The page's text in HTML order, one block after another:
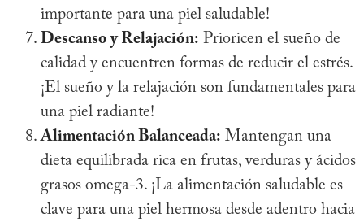
importante para una piel saludable!
Descanso y Relajación: Prioricen el sueño de
calidad y encuentren formas de reducir el estrés.
¡El sueño y la relajación son fundamentales para
una piel radiante!
Alimentación Balanceada: Mantengan una
dieta equilibrada rica en frutas, verduras y ácidos
grasos omega-3. ¡La alimentación saludable es
clave para una piel hermosa desde adentro hacia